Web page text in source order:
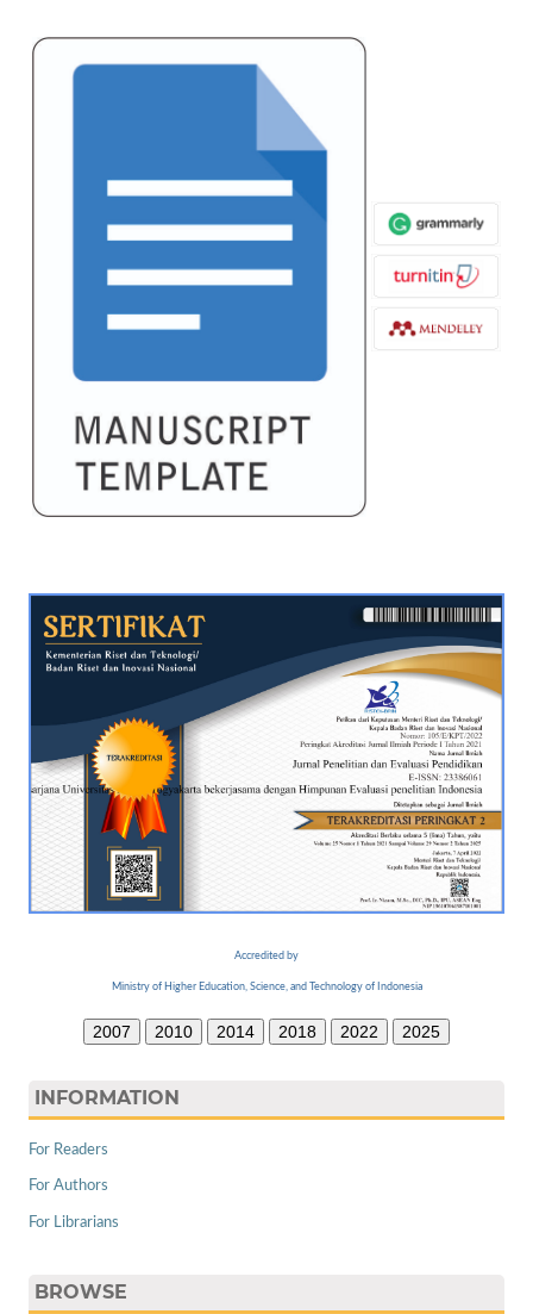
Accredited by
Ministry of Higher Education, Science, and Technology of Indonesia
2007 2010 2014 2018 2022 2025
INFORMATION
For Readers
For Authors
For Librarians
BROWSE